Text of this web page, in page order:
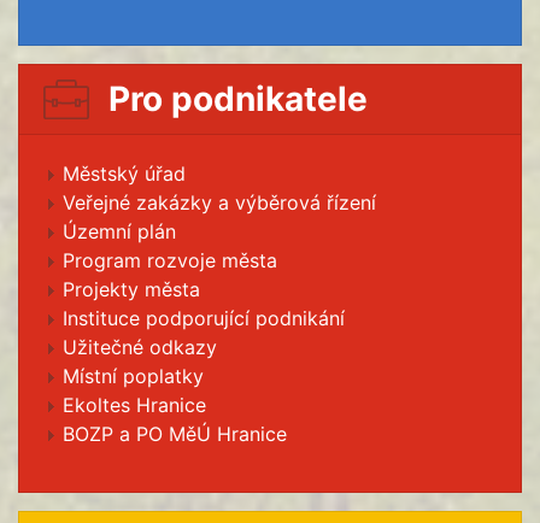
Pro podnikatele
Městský úřad
Veřejné zakázky a výběrová řízení
Územní plán
Program rozvoje města
Projekty města
Instituce podporující podnikání
Užitečné odkazy
Místní poplatky
Ekoltes Hranice
BOZP a PO MěÚ Hranice